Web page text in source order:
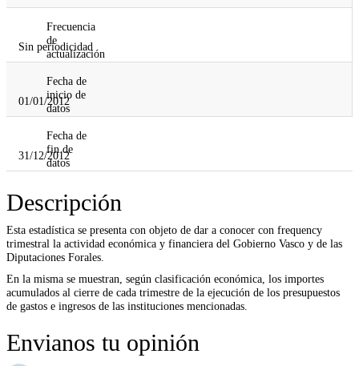
Frecuencia
de
actualización
Sin periodicidad
Fecha de
inicio de
datos
01/01/2012
Fecha de
fin de
datos
31/12/2012
Descripción
Esta estadística se presenta con objeto de dar a conocer con frequency
trimestral la actividad económica y financiera del Gobierno Vasco y de las
Diputaciones Forales.
En la misma se muestran, según clasificación económica, los importes
acumulados al cierre de cada trimestre de la ejecución de los presupuestos
de gastos e ingresos de las instituciones mencionadas.
Envianos tu opinión